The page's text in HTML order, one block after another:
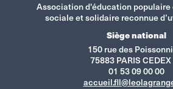
Association d'éducation populaire
sociale et solidaire reconnue
Siège national
150 rue des
75883 PARIS
01 53 09 00 00